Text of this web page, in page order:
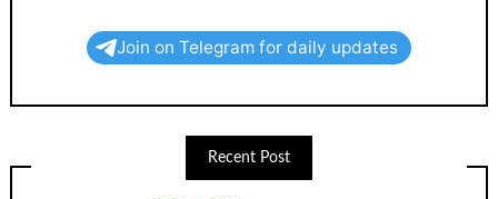
Join on Telegram for daily updates
Recent Post